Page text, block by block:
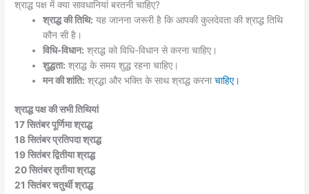
श्राद्ध पक्ष में क्या सावधानियां बरतनी चाहिए?
श्राद्ध की तिथि: यह जानना जरूरी है कि आपकी कुलदेवता की श्राद्ध तिथि
कौन सी है।
विधि-विधान: श्राद्ध को विधि-विधान से करना चाहिए।
शुद्धता: श्राद्ध के समय शुद्ध रहना चाहिए।
मन की शांति: श्रद्धा और भक्ति के साथ श्राद्ध करना चाहिए।
श्राद्ध पक्ष की सभी तिथियां
17 सितंबर पूर्णिमा श्राद्ध
18 सितंबर प्रतिपदा श्राद्ध
19 सितंबर द्वितीया श्राद्ध
20 सितंबर तृतीया श्राद्ध
21 सितंबर चतुर्थी श्राद्ध